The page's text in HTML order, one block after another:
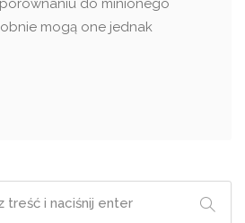
do minionego
mogą one jednak